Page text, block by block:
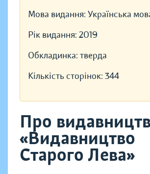
Мова видання: Українська
Рік видання: 2019
Обкладинка: тверда
Кількість сторінок: 344
Про
«Видавництво
Старого Лева»